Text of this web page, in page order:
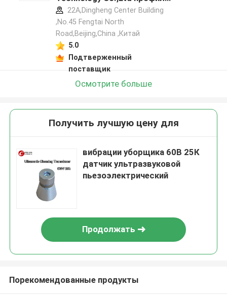
производителя
22A,Dingheng Center Building
,No.45 Fengtai North
Road,Beijing,China ,Китай
5.0
Подтверженный
поставщик
Осмотрите больше
Получить лучшую цену для
вибрации уборщика 60В 25К
датчик ультразвуковой
пьезоэлектрический
Продолжать
Порекомендованные продукты